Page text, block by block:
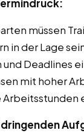
müssen
in der Lage
Deadlines
mit hoher
Arbeitsstunden